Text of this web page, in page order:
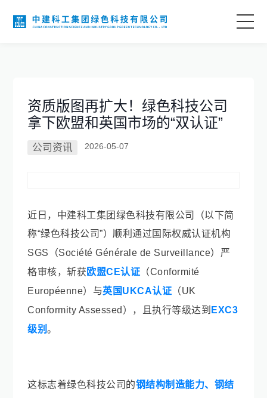
关于我们
业务领域
语言
资质版图再扩大！绿色科技公司
拿下欧盟和英国市场的“双认证”
公司资讯 2026-05-07
近日，中建科工集团绿色科技有限公司（以下简
称“绿色科技公司”）顺利通过 国际权威认证机构
SGS
（Société Générale de Surveillance） 严
格审核，斩获 欧盟CE认证 （Conformité
Européenne） 与英国UKCA认证 （UK
Conformity Assessed）
，且执行等级达到 EXC3
级别。
这标志着绿色科技公司的钢结构制造能力、钢结